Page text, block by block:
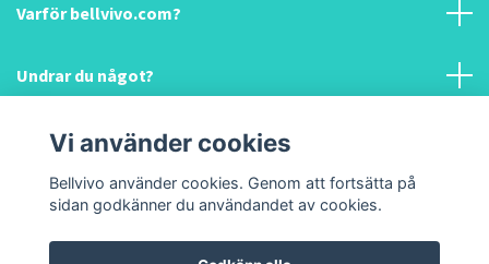
Varför bellvivo.com?
Undrar du något?
Information & hjälp!
Sociala medier
Vi använder cookies
Bellvivo använder cookies. Genom att fortsätta på
sidan godkänner du användandet av cookies.